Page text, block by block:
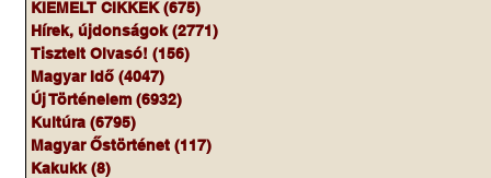
KIEMELT CIKKEK (675)
Hírek, újdonságok (2771)
Tisztelt Olvasó! (156)
Magyar Idő (4047)
Új Történelem (6932)
Kultúra (6795)
Magyar Őstörténet (117)
Kakukk (8)